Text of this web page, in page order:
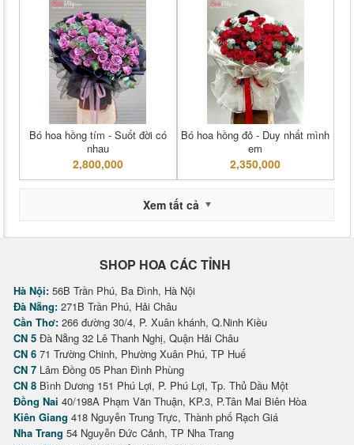
Bó hoa hồng tím - Suốt đời có
nhau
2,800,000
Bó hoa hồng đỏ - Duy nhất mình
em
2,350,000
Xem tất cả
SHOP HOA CÁC TỈNH
Hà Nội: 56B Trần Phú, Ba Đình, Hà Nội
Đà Nẵng: 271B Trần Phú, Hải Châu
Cần Thơ: 266 đường 30/4, P. Xuân khánh, Q.Ninh Kiều
CN 5 Đà Nẵng 32 Lê Thanh Nghị, Quận Hải Châu
CN 6 71 Trường Chinh, Phường Xuân Phú, TP Huế
CN 7 Lâm Đồng 05 Phan Đình Phùng
CN 8 Bình Dương 151 Phú Lợi, P. Phú Lợi, Tp. Thủ Dầu Một
Đồng Nai 40/198A Phạm Văn Thuận, KP.3, P.Tân Mai Biên Hòa
Kiên Giang 418 Nguyễn Trung Trực, Thành phố Rạch Giá
Nha Trang 54 Nguyễn Đức Cảnh, TP Nha Trang